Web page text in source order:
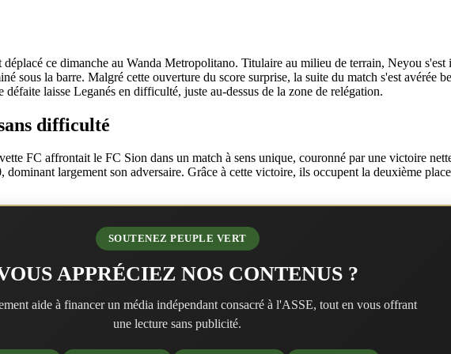
ce dimanche au Wanda Metropolitano. Titulaire au milieu de terrain, Neyou
sous la barre. Malgré cette ouverture du score surprise, la suite du match s'est avérée
laisse Leganés en difficulté, juste au-dessus de la zone de relégation.
difficulté
FC affrontait le FC Sion dans un match à sens unique, couronné par une victoire
dominant largement son adversaire. Grâce à cette victoire, ils occupent la deuxième
SOUTENEZ PEUPLE VERT
APPRÉCIEZ NOS CONTENUS ?
aide à financer un média indépendant consacré à l'ASSE, tout en vous offrant
une lecture sans publicité.